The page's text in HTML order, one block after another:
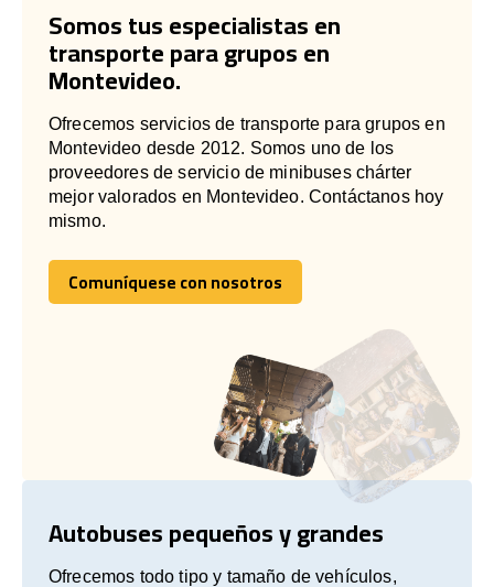
Somos tus especialistas en
transporte para grupos en
Montevideo.
Ofrecemos servicios de transporte para grupos en
Montevideo desde 2012. Somos uno de los
proveedores de servicio de minibuses chárter
mejor valorados en Montevideo. Contáctanos hoy
mismo.
Comuníquese con nosotros
Comuníquese con nosotros
Autobuses pequeños y grandes
Ofrecemos todo tipo y tamaño de vehículos,